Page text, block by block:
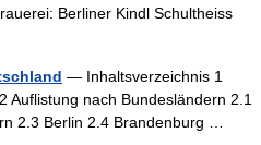
Berliner Kindl Schultheiss
— Inhaltsverzeichnis 1
Auflistung nach Bundesländern 2.1
2.3 Berlin 2.4 Brandenburg …